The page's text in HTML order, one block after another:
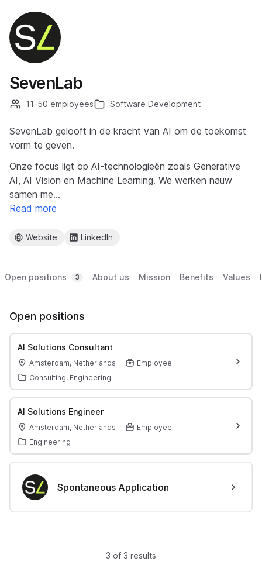
SevenLab
11-50 employees Software Development
SevenLab gelooft in de kracht van AI om de toekomst
vorm te geven.
Onze focus ligt op AI-technologieën zoals Generative
AI, AI Vision en Machine Learning. We werken nauw
samen me…
Read more
Website LinkedIn
Open positions 3 About us Mission Benefits Values
Open positions
AI Solutions Consultant
Amsterdam, Netherlands
Employee
Consulting, Engineering
AI Solutions Engineer
Amsterdam, Netherlands
Employee
Engineering
Spontaneous Application
3 of 3 results